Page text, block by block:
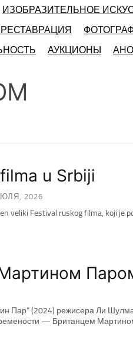
ИЗОБРАЗИТЕЛЬНОЕ
АУКЦИОНЫ
u Srbiji
2026
veliki Festival ruskog filma, koji je
Пар“ (2024) режисера Ли
— Британцем